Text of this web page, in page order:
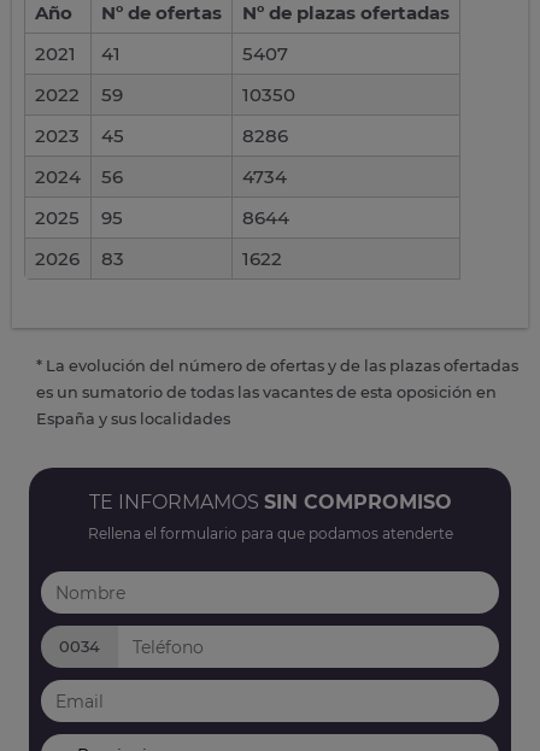
Año Nº de ofertas
Nº de plazas ofertadas
2021
41
5407
2022
59
10350
2023
45
8286
2024
56
4734
2025
95
8644
2026
83 1622
* La evolución del número de ofertas y de las plazas ofertadas
es un sumatorio de todas las vacantes de esta oposición en
España y sus localidades
TE INFORMAMOS SIN COMPROMISO
Rellena el formulario para que podamos atenderte
0034